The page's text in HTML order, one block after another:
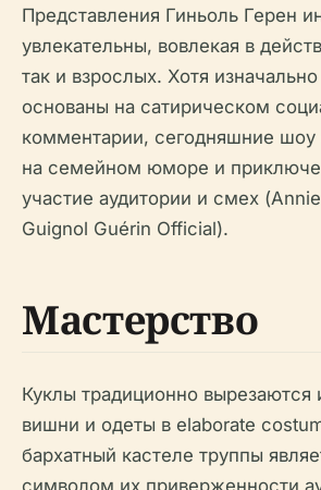
Представления Гиньоль Герен
увлекательны, вовлекая в
так и взрослых. Хотя
основаны на сатирическом
комментарии, сегодняшние шоу
на семейном юморе и
участие аудитории и смех
Guignol Guérin Official).
Мастерство
Куклы традиционно вырезаются
вишни и одеты в elaborate
бархатный кастеле труппы
символом их приверженности